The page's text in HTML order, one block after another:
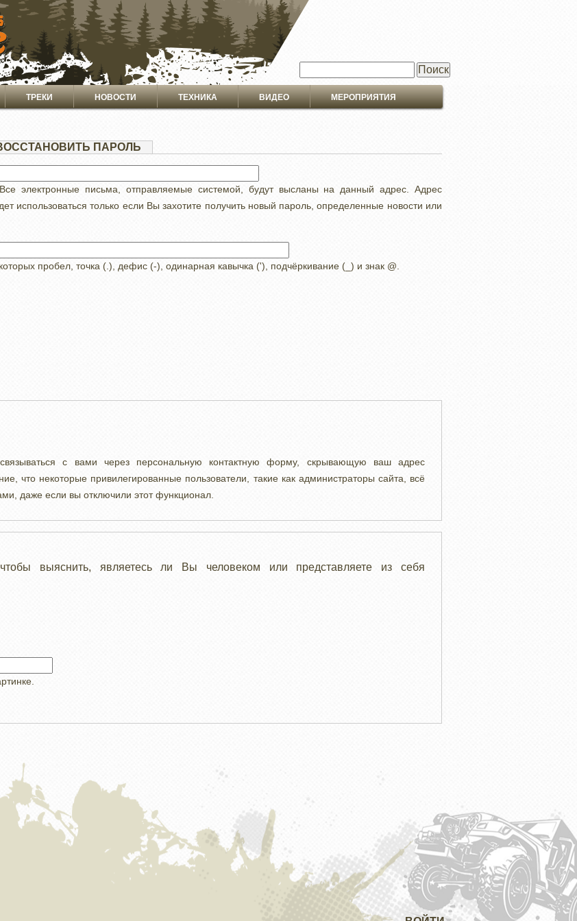
ТРЕКИ НОВОСТИ ТЕХНИКА ВИДЕО МЕРОПРИЯТИЯ
ПАРОЛЬ
электронные письма, отправляемые системой, будут высланы на данный адрес. Адрес
использоваться только если Вы захотите получить новый пароль, определенные новости или
пробел, точка (.), дефис (-), одинарная кавычка ('), подчёркивание (_) и знак @.
связываться с вами через персональную контактную форму, скрывающую ваш адрес
что некоторые привилегированные пользователи, такие как администраторы сайта, всё
даже если вы отключили этот функционал.
выяснить, являетесь ли Вы человеком или представляете из себя